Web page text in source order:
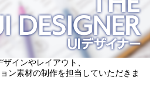
インやレイアウト、
ン素材の制作を担当していただきま